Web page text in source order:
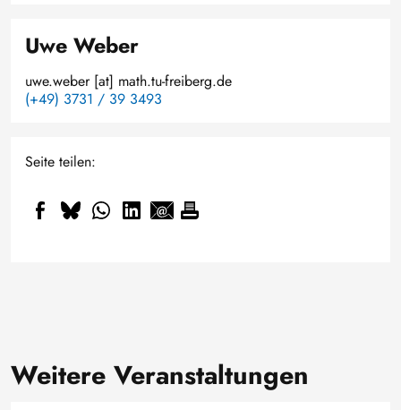
Uwe Weber
uwe.weber[at] math.tu-freiberg.de
(+49) 3731 / 39 3493
Seite teilen:
Weitere Veranstaltungen